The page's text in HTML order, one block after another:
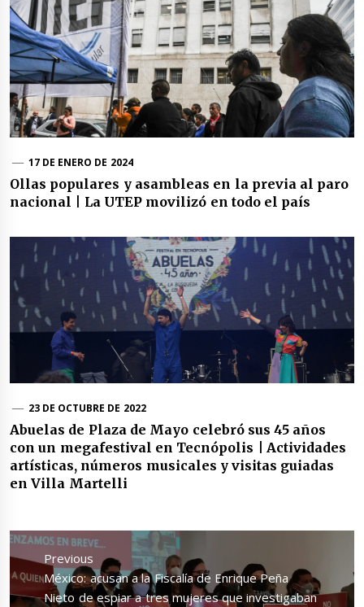
17 DE ENERO DE 2024
Ollas populares y asambleas en la previa al paro
nacional | La UTEP movilizó en todo el país
23 DE OCTUBRE DE 2022
Abuelas de Plaza de Mayo celebró sus 45 años
con un megafestival en Tecnópolis | Actividades
artísticas, números musicales y visitas guiadas
en Villa Martelli
Navegación
de
entradas
Previous
Previous
post:
México: acusan a la Fiscalía de Enrique Peña
Nieto de espiar a tres mujeres que investigaban